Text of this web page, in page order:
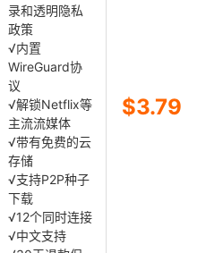
录和透明隐私
政策
√内置
WireGuard协
议
√解锁Netflix等
主流流媒体
√带有免费的云
存储
√支持P2P种子
下载
√12个同时连接
√中文支持
$3.79